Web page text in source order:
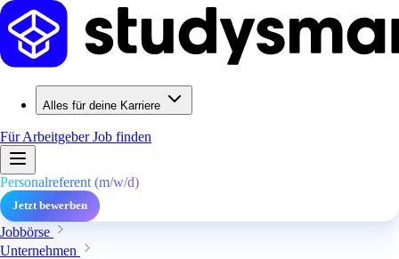
Alles für deine Karriere
Für ArbeitgeberJob finden
Personalreferent (m/w/d)
Jetzt bewerben
Jobbörse
Unternehmen